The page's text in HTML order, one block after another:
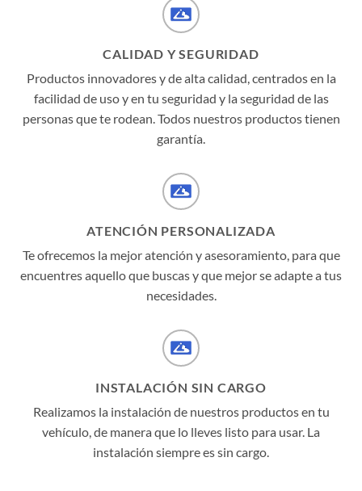
CALIDAD Y SEGURIDAD
Productos innovadores y de alta calidad, centrados en la
facilidad de uso y en tu seguridad y la seguridad de las
personas que te rodean. Todos nuestros productos tienen
garantía.
ATENCIÓN PERSONALIZADA
Te ofrecemos la mejor atención y asesoramiento, para que
encuentres aquello que buscas y que mejor se adapte a tus
necesidades.
INSTALACIÓN SIN CARGO
Realizamos la instalación de nuestros productos en tu
vehículo, de manera que lo lleves listo para usar. La
instalación siempre es sin cargo.